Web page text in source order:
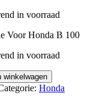
in voorraad
Voor Honda B 100
in voorraad
winkelwagen
Honda